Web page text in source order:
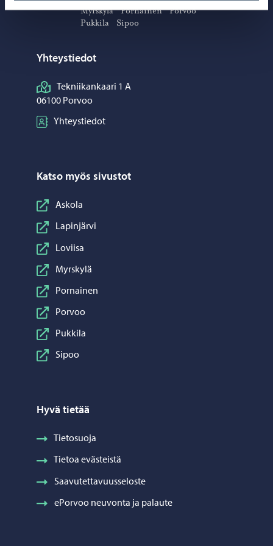
Myrskylä
Pornainen
Porvoo
Pukkila
Sipoo
Yhteystiedot
Tekniikankaari 1 A
06100 Porvoo
Yhteystiedot
Katso myös sivustot
Askola
Lapinjärvi
Loviisa
Myrskylä
Pornainen
Porvoo
Pukkila
Sipoo
Hyvä tietää
Tietosuoja
Tietoa evästeistä
Saavutettavuusseloste
ePorvoo neuvonta ja palaute